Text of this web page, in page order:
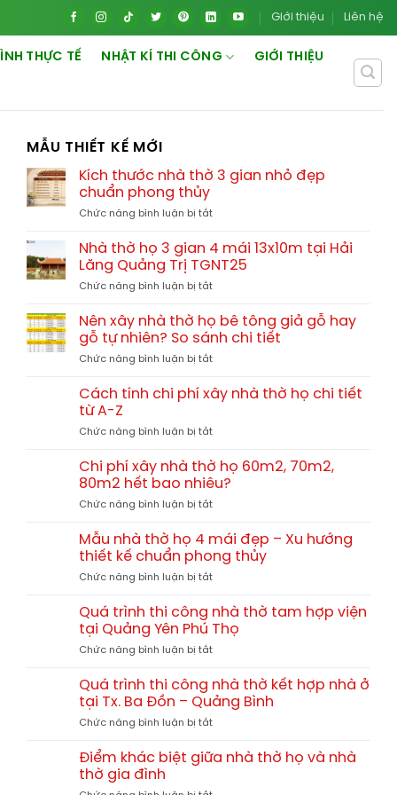
Giới thiệu Liên hệ
THỰC TẾ NHẬT KÍ THI CÔNG GIỚI THIỆU
MẪU THIẾT KẾ MỚI
Kích thước nhà thờ 3 gian nhỏ đẹp
chuẩn phong thủy
Chức năng bình luận bị tắtở
thước
nhà
thờ
3
nhỏ
đẹp
phong
Nhà thờ họ 3 gian 4 mái 13x10m tại Hải
Lăng Quảng Trị TGNT25
Chức năng bình luận bị tắtở
thờ
họ
3
gian
mái
Hải
Quảng
Trị
Nên xây nhà thờ họ bê tông giả gỗ hay
gỗ tự nhiên? So sánh chi tiết
Chức năng bình luận bị tắtở
xây
nhà
họ
tông
giả
hay
tự
nhiên?
tiết
Cách tính chi phí xây nhà thờ họ chi tiết
từ A-Z
Chức năng bình luận bị tắtở
tính
chi
phí
xây
thờ
họ
chi
tiết
A-
Z
Chi phí xây nhà thờ họ 60m2, 70m2,
80m2 hết bao nhiêu?
Chức năng bình luận bị tắtở
phí
nhà
thờ
60m2,
70m2,
80m2
hết
nhiêu?
Mẫu nhà thờ họ 4 mái đẹp – Xu hướng
thiết kế chuẩn phong thủy
Chức năng bình luận bị tắtở
nhà
thờ
họ
4
đẹp
–
hướng
kế
Quá trình thi công nhà thờ tam hợp viện
tại Quảng Yên Phú Thọ
Chức năng bình luận bị tắtở
trình
thi
công
nhà
tam
Quá trình thi công nhà thờ kết hợp nhà ở
tại Tx. Ba Đồn – Quảng Bình
Chức năng bình luận bị tắtở
trình
Điểm khác biệt giữa nhà thờ họ và nhà
thờ gia đình